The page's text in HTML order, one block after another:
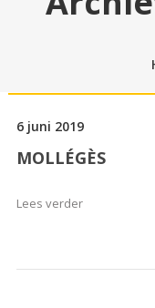
6 juni 2019
MOLLÉGÈS
Lees verder